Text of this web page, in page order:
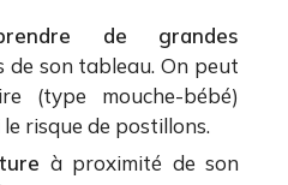
de grandes
de son tableau. On peut
(type mouche-bébé)
risque de postillons.
à proximité de son